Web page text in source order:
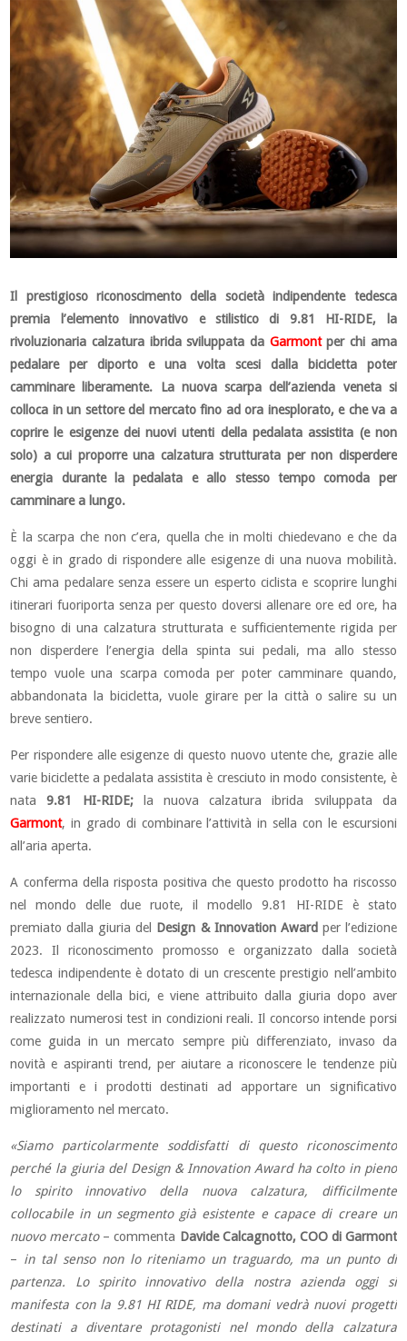
Il prestigioso riconoscimento della società indipendente tedesca
premia l’elemento innovativo e stilistico di 9.81 HI-RIDE, la
rivoluzionaria calzatura ibrida sviluppata da Garmontper chi ama
pedalare per diporto e una volta scesi dalla bicicletta poter
camminare liberamente. La nuova scarpa dell’azienda veneta si
colloca in un settore del mercato fino ad ora inesplorato, e che va a
coprire le esigenze dei nuovi utenti della pedalata assistita (e non
solo) a cui proporre una calzatura strutturata per non disperdere
energia durante la pedalata e allo stesso tempo comoda per
camminare a lungo.
È la scarpa che non c’era, quella che in molti chiedevano e che da
oggi è in grado di rispondere alle esigenze di una nuova mobilità.
Chi ama pedalare senza essere un esperto ciclista e scoprire lunghi
itinerari fuoriporta senza per questo doversi allenare ore ed ore, ha
bisogno di una calzatura strutturata e sufficientemente rigida per
non disperdere l’energia della spinta sui pedali, ma allo stesso
tempo vuole una scarpa comoda per poter camminare quando,
abbandonata la bicicletta, vuole girare per la città o salire su un
breve sentiero.
Per rispondere alle esigenze di questo nuovo utente che, grazie alle
varie biciclette a pedalata assistita è cresciuto in modo consistente, è
nata9.81 HI-RIDE;
la nuova calzatura ibrida sviluppata da
Garmont, in grado di combinare l’attività in sella con le escursioni
all’aria aperta.
A conferma della risposta positiva che questo prodotto ha riscosso
nel mondo delle due ruote, il modello 9.81 HI-RIDE è stato
premiato dalla giuria del Design & Innovation Award per l’edizione
2023. Il riconoscimento promosso e organizzato dalla società
tedesca indipendente è dotato di un crescente prestigio nell’ambito
internazionale della bici, e viene attribuito dalla giuria dopo aver
realizzato numerosi test in condizioni reali. Il concorso intende porsi
come guida in un mercato sempre più differenziato, invaso da
novità e aspiranti trend, per aiutare a riconoscere le tendenze più
importanti e i prodotti destinati ad apportare un significativo
miglioramento nel mercato.
«Siamo particolarmente soddisfatti di questo riconoscimento
perché la giuria del Design & Innovation Award ha colto in pieno
lo spirito innovativo della nuova calzatura, difficilmente
collocabile in un segmento già esistente e capace di creare un
nuovo mercato – commenta Davide Calcagnotto, COO di Garmont
– in tal senso non lo riteniamo un traguardo, ma un punto di
partenza. Lo spirito innovativo della nostra azienda oggi si
manifesta con la 9.81 HI RIDE, ma domani vedrà nuovi progetti
destinati a diventare protagonisti nel mondo della calzatura